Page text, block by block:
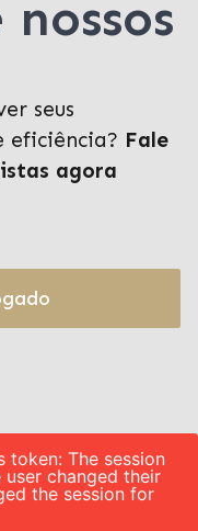
seus
eficiência? Fale
agora
token: The session
changed their
the session for